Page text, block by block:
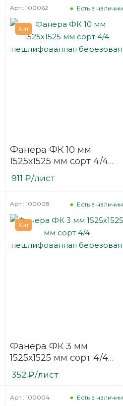
Хит
Фанера ФК 10 мм
1525х1525 мм сорт 4/4
нешлифованная
березовая
Есть в наличии
Арт.: 100062
911 ₽/лист
Хит
Фанера ФК 3 мм
1525х1525 мм сорт 4/4
нешлифованная
березовая
Есть в наличии
Арт.: 100008
352 ₽/лист
Есть в наличии
Арт.: 100004